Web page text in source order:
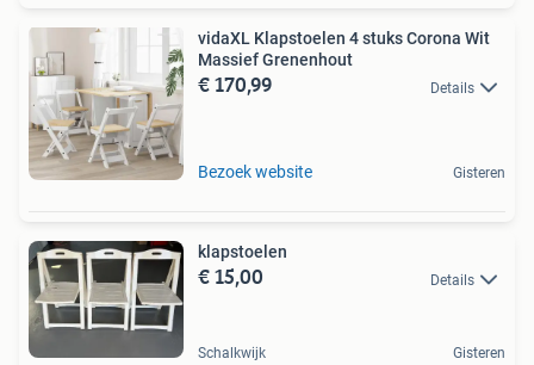
vidaXL Klapstoelen 4 stuks Corona Wit
Massief Grenenhout
€ 170,99 Details
Bezoek website Gisteren
klapstoelen
€ 15,00 Details
Schalkwijk Gisteren